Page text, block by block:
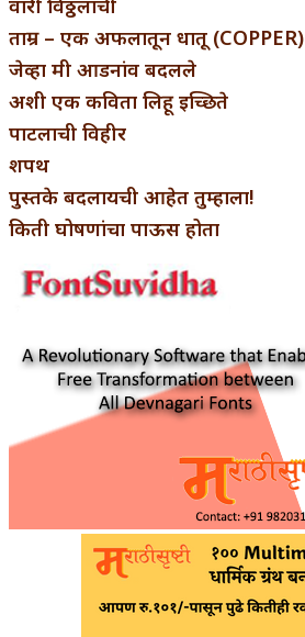
वारी विठ्ठलाची
ताम्र – एक अफलातून धातू (COPPER)
जेव्हा मी आडनांव बदलले
अशी एक कविता लिहू इच्छिते
पाटलाची विहीर
शपथ
पुस्तके बदलायची आहेत तुम्हाला!
किती घोषणांचा पाऊस होता